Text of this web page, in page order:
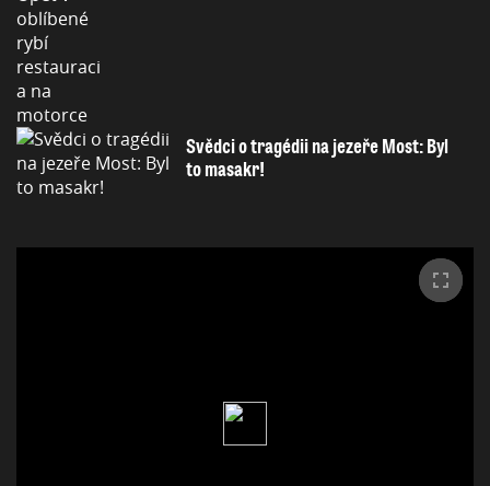
Svědci o tragédii na jezeře Most: Byl
to masakr!